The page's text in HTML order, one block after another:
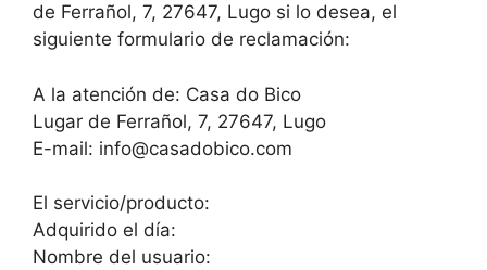
de Ferrañol, 7, 27647, Lugo si lo desea, el
siguiente formulario de reclamación:
A la atención de: Casa do Bico
Lugar de Ferrañol, 7, 27647, Lugo
E-mail: info@casadobico.com
El servicio/producto:
Adquirido el día:
Nombre del usuario: